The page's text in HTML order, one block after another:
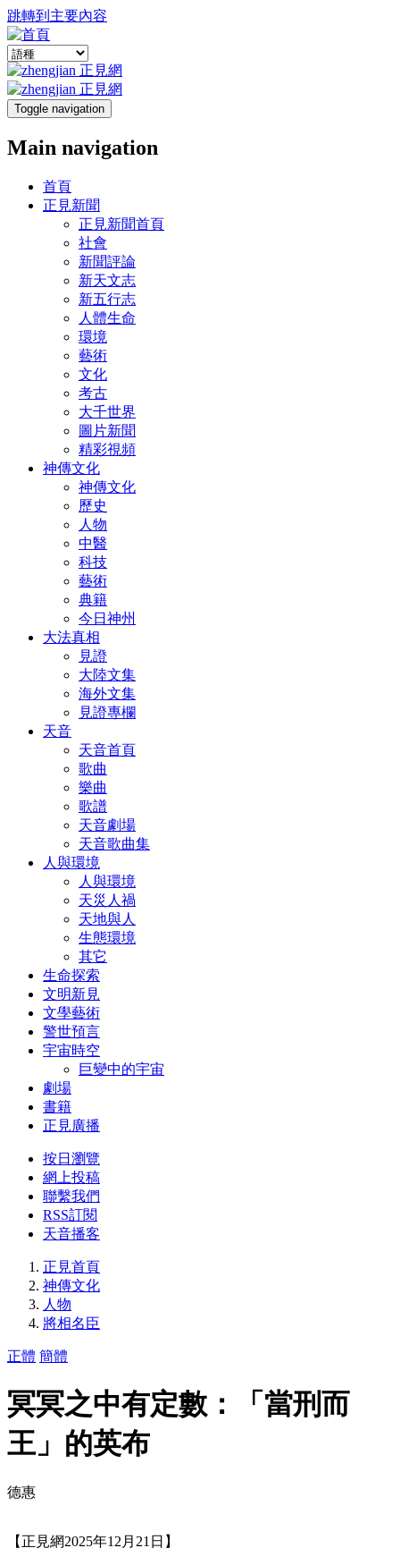
跳轉到主要內容
Toggle navigation
Main navigation
首頁
正見新聞
正見新聞首頁
社會
新聞評論
新天文志
新五行志
人體生命
環境
藝術
文化
考古
大千世界
圖片新聞
精彩視頻
神傳文化
神傳文化
歷史
人物
中醫
科技
藝術
典籍
今日神州
大法真相
見證
大陸文集
海外文集
見證專欄
天音
天音首頁
歌曲
樂曲
歌譜
天音劇場
天音歌曲集
人與環境
人與環境
天災人禍
天地與人
生態環境
其它
生命探索
文明新見
文學藝術
警世預言
宇宙時空
巨變中的宇宙
劇場
書籍
正見廣播
按日瀏覽
網上投稿
聯繫我們
RSS訂閱
天音播客
正見首頁
神傳文化
人物
將相名臣
正體 簡體
冥冥之中有定數：「當刑而
王」的英布
德惠
【正見網2025年12月21日】